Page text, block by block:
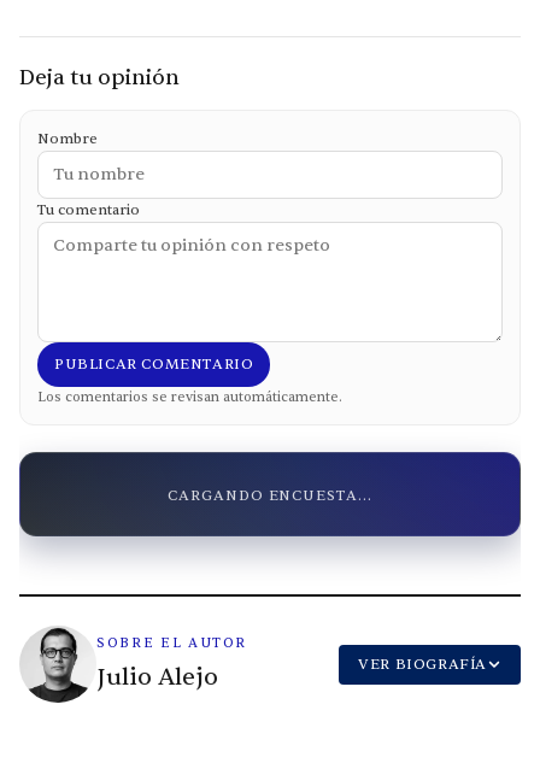
Deja tu opinión
Nombre
Tu comentario
PUBLICAR COMENTARIO
Los comentarios se revisan automáticamente.
CARGANDO ENCUESTA...
SOBRE EL AUTOR
Julio Alejo VER BIOGRAFÍA